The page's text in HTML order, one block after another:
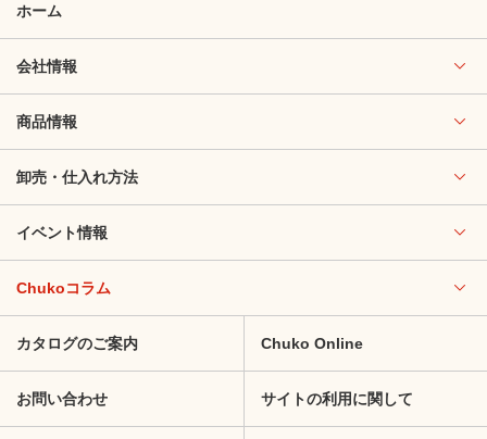
ホーム
会社情報
商品情報
卸売・仕入れ方法
イベント情報
Chukoコラム
カタログのご案内 Chuko Online
お問い合わせ サイトの利用に関して